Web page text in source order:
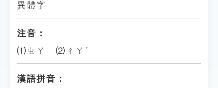
異體字
注音：
⑴ㄓㄚ ⑵ㄔㄚˊ
漢語拼音：